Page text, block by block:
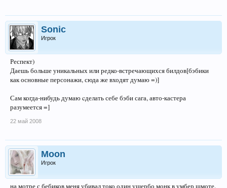
Sonic
Игрок
Респект)
Даешь больше уникальных или редко-встречающихся билдов[бэбики
как основные персонажи, сюда же входят думаю =)]
Сам когда-нибудь думаю cделать себе бэби сага, авто-кастера
разумеется =]
22 май 2008
Moon
Игрок
на мотре с бебиков меня убивал токо один ущербо монк в умбер шмоте,